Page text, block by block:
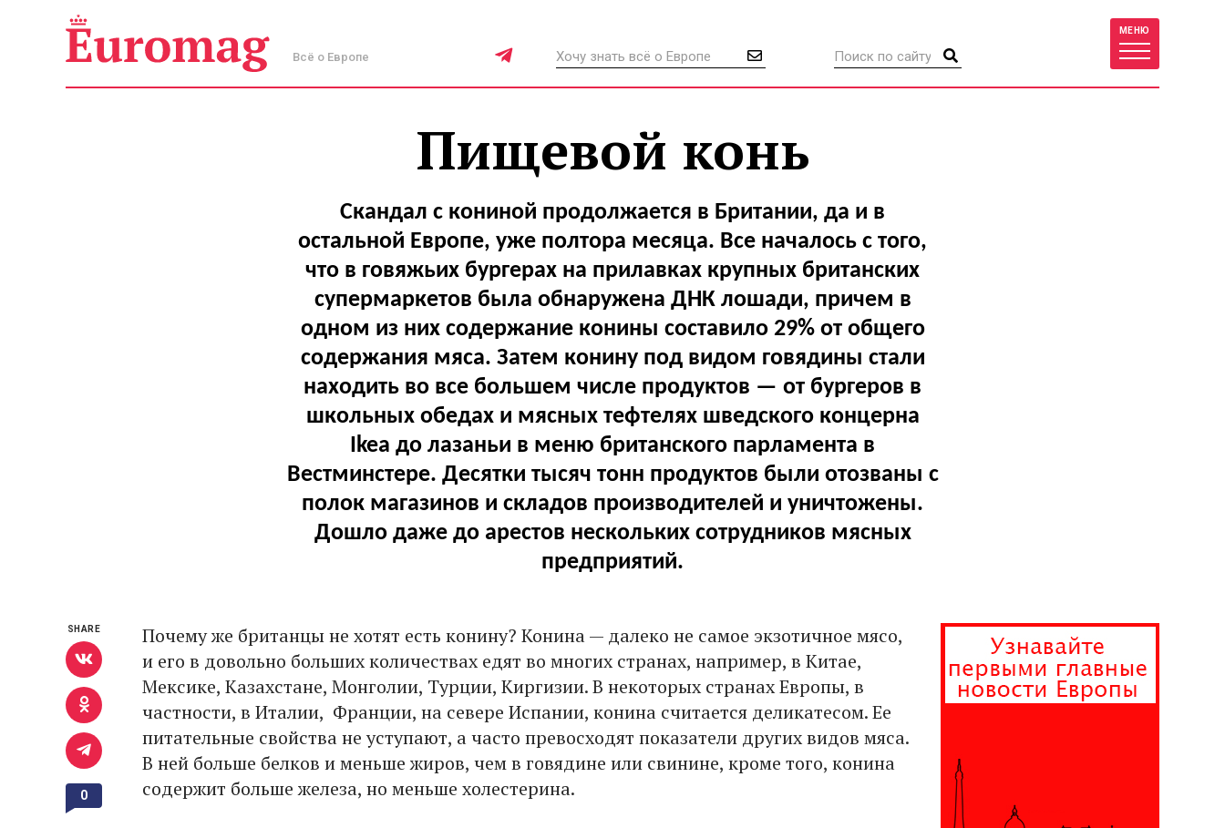
Всё о Европе
МЕНЮ
Пищевой конь
Скандал с кониной продолжается в Британии, да и в
остальной Европе, уже полтора месяца. Все началось с того,
что в говяжьих бургерах на прилавках крупных британских
супермаркетов была обнаружена ДНК лошади, причем в
одном из них содержание конины составило 29% от общего
содержания мяса. Затем конину под видом говядины стали
находить во все большем числе продуктов — от бургеров в
школьных обедах и мясных тефтелях шведского концерна
Ikea до лазаньи в меню британского парламента в
Вестминстере. Десятки тысяч тонн продуктов были отозваны с
полок магазинов и складов производителей и уничтожены.
Дошло даже до арестов нескольких сотрудников мясных
предприятий.
Почему же британцы не хотят есть конину? Конина — далеко не самое экзотичное мясо,
и его в довольно больших количествах едят во многих странах, например, в Китае,
Мексике, Казахстане, Монголии, Турции, Киргизии. В некоторых странах Европы, в
частности, в Италии, Франции, на севере Испании, конина считается деликатесом. Ее
питательные свойства не уступают, а часто превосходят показатели других видов мяса.
В ней больше белков и меньше жиров, чем в говядине или свинине, кроме того, конина
содержит больше железа, но меньше холестерина.
SHARE
0